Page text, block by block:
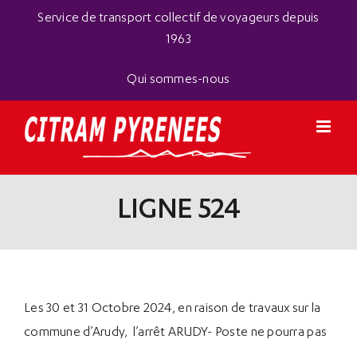
Service de transport collectif de voyageurs depuis
1963
Qui sommes-nous
LIGNE 524
Les 30 et 31 Octobre 2024, en raison de travaux sur la
commune d’Arudy, l’arrêt ARUDY- Poste ne pourra pas
Panneau de gestion des cookies